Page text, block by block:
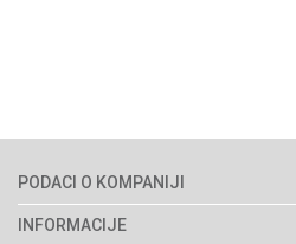
PODACI O KOMPANIJI
Agromarket doo
INFORMACIJE